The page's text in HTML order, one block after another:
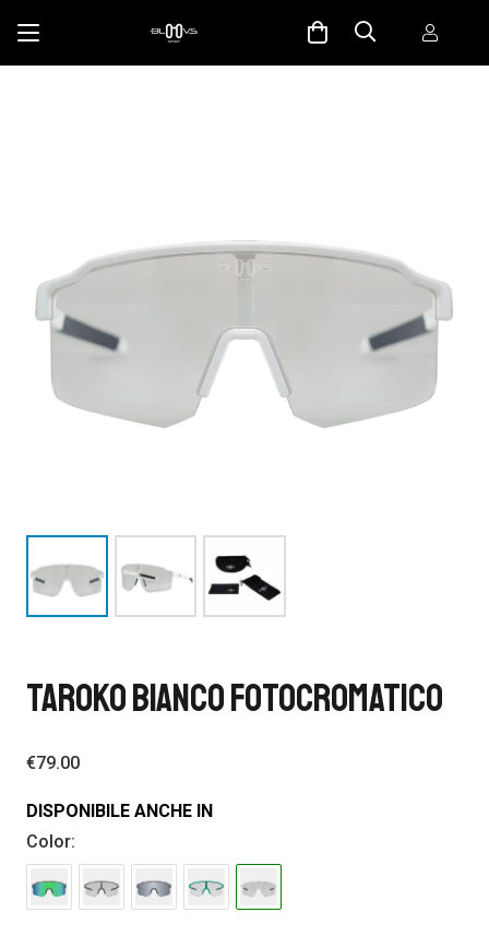
TAROKO BIANCO FOTOCROMATICO
€79.00
DISPONIBILE ANCHE IN
Color: